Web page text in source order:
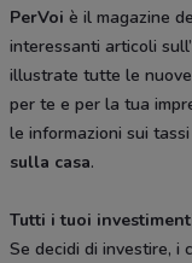
PerVoi è il magazine
interessanti articoli
illustrate tutte le
per te e per la tua
le informazioni sui
sulla casa.
Tutti i tuoi
Se decidi di investire, i